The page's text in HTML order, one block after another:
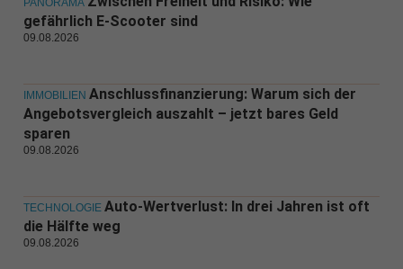
PANORAMA
gefährlich E-Scooter sind
09.08.2026
IMMOBILIEN Anschlussfinanzierung: Warum sich der
Angebotsvergleich auszahlt – jetzt bares Geld
sparen
09.08.2026
TECHNOLOGIE Auto-Wertverlust: In drei Jahren ist oft
die Hälfte weg
09.08.2026